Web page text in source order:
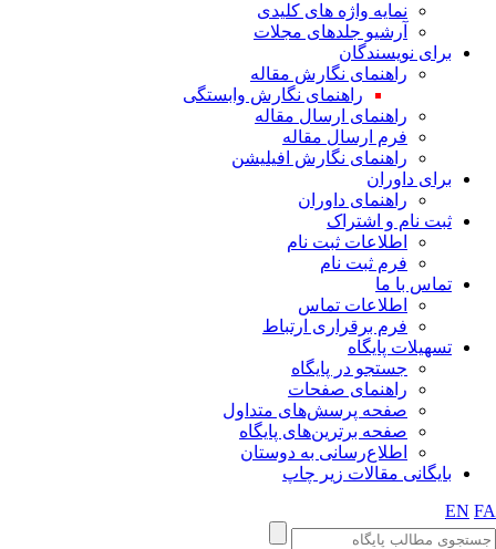
نمایه واژه های کلیدی
آرشیو جلدهای مجلات
برای نویسندگان
راهنمای نگارش مقاله
راهنمای نگارش وابستگی
راهنمای ارسال مقاله
فرم ارسال مقاله
راهنمای نگارش افیلیشن
برای داوران
راهنمای داوران
ثبت نام و اشتراک
اطلاعات ثبت نام
فرم ثبت نام
تماس با ما
اطلاعات تماس
فرم برقراری ارتباط
تسهیلات پایگاه
جستجو در پایگاه
راهنمای صفحات
صفحه پرسش‌های متداول
صفحه برترین‌های پایگاه
اطلاع‌رسانی به دوستان
بایگانی مقالات زیر چاپ
EN